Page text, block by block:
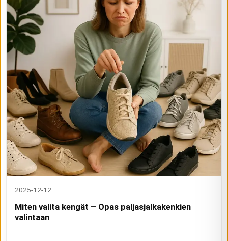
2025-12-12
Miten valita kengät – Opas paljasjalkakenkien
valintaan